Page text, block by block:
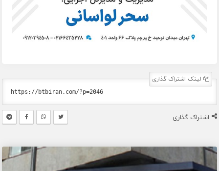
لینک اشتراک گذاری
اشتراک گذاری